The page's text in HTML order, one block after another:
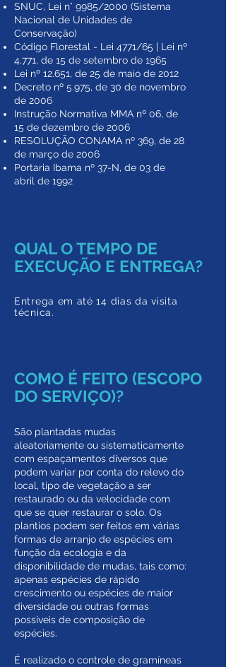
SNUC, Lei n° 9985/2000 (Sistema
Nacional de Unidades de
Conservação)
Código Florestal - Lei 4771/65 | Lei nº
4.771, de 15 de setembro de 1965
Lei nº 12.651, de 25 de maio de 2012
Decreto nº 5.975, de 30 de novembro
de 2006
Instrução Normativa MMA nº 06, de
15 de dezembro de 2006
RESOLUÇÃO CONAMA nº 369, de 28
de março de 2006
Portaria Ibama nº 37-N, de 03 de
abril de 1992
QUAL O TEMPO DE
EXECUÇÃO E ENTREGA?
Entrega em até 14 dias da visita
técnica.
COMO É FEITO (ESCOPO
DO SERVIÇO)?
São plantadas mudas
aleatoriamente ou sistematicamente
com espaçamentos diversos que
podem variar por conta do relevo do
local, tipo de vegetação a ser
restaurado ou da velocidade com
que se quer restaurar o solo. Os
plantios podem ser feitos em várias
formas de arranjo de espécies em
função da ecologia e da
disponibilidade de mudas, tais como:
apenas espécies de rápido
crescimento ou espécies de maior
diversidade ou outras formas
possíveis de composição de
espécies.
É realizado o controle de gramíneas